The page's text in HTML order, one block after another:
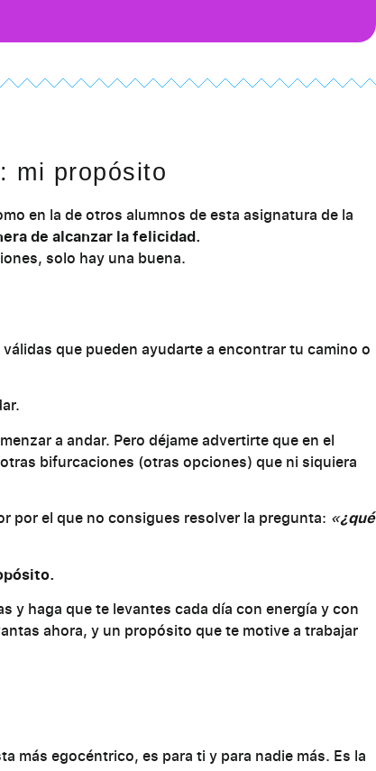
mi propósito
en la de otros alumnos de esta asignatura de la
de alcanzar la felicidad.
solo hay una buena.
que pueden ayudarte a encontrar tu camino o
a andar. Pero déjame advertirte que en el
bifurcaciones (otras opciones) que ni siquiera
por el que no consigues resolver la pregunta: «¿qué
y haga que te levantes cada día con energía y con
ahora, y un propósito que te motive a trabajar
más egocéntrico, es para ti y para nadie más. Es la